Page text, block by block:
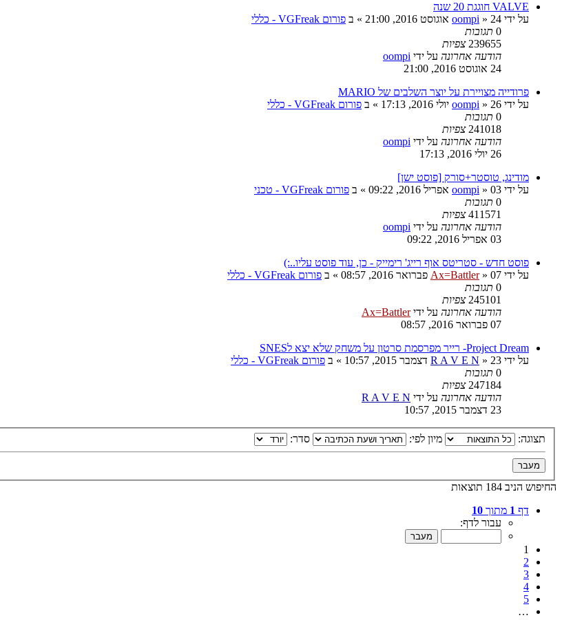
VALVE חוגגת 20 שנה
על ידי
oompi » 24 אוגוסט 2016, 21:00 » ב פורום VGFreak - כללי
0 תגובות
239655 צפיות
הודעה אחרונה על ידי oompi
24 אוגוסט 2016, 21:00
פרודייה מצויירת על יוצר השלבים של MARIO
על ידי
oompi » 26 יולי 2016, 17:13 » ב פורום VGFreak - כללי
0 תגובות
241018 צפיות
הודעה אחרונה על ידי oompi
26 יולי 2016, 17:13
מודינג, טוסטר+סורק [פוסט ישן]
על ידי
oompi » 03 אפריל 2016, 09:22 » ב פורום VGFreak - טכני
0 תגובות
411571 צפיות
הודעה אחרונה על ידי oompi
03 אפריל 2016, 09:22
פוסט חדש - סטריטס אוף רייג' רימייק - כן, עוד פוסט עליו..:)
על ידי
Ax=Battler» 07 פברואר 2016, 08:57 » ב פורום VGFreak - כללי
0 תגובות
245101 צפיות
הודעה אחרונה על ידיAx=Battler
07 פברואר 2016, 08:57
Project Dream- רייר מפרסמת סרטון על משחק שלא יצא לSNES
על ידי
R A V E N » 23 דצמבר 2015, 10:57 » ב פורום VGFreak - כללי
0 תגובות
247184 צפיות
הודעה אחרונה על ידי R A V E N
23 דצמבר 2015, 10:57
תצוגה: מיון לפי: סדר:
החיפוש הניב 184 תוצאות
דף 1 מתוך 10
עבור לדף:
1
2
3
4
5
…